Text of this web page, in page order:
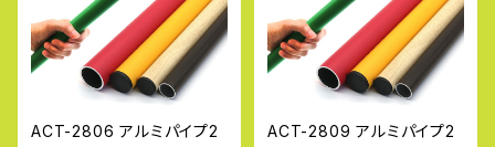
ACT-2806 アルミパイプ2
ACT-2809 アルミパイプ2